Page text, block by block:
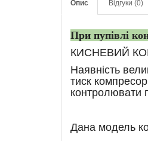
Опис Відгуки (0)
При пупівлі
КИСНЕВИЙ
Наявність
тиск
контролювати
Дана модель